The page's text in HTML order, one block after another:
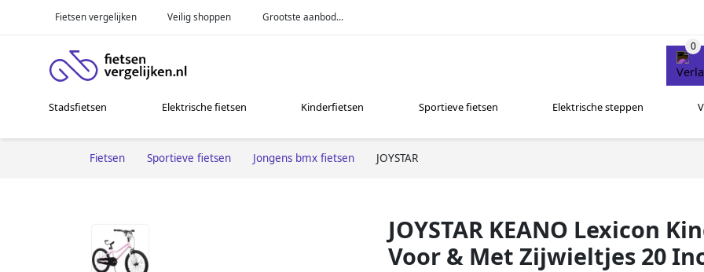
Fietsen vergelijken Veilig shoppen Grootste aanbod...
Stadsfietsen Elektrische fietsen Kinderfietsen Sportieve fietsen Elektrische steppen
Fietsen Sportieve fietsen Jongens bmx fietsen JOYSTAR
JOYSTAR KEANO Lexicon
Voor & Met Zijwieltjes 20